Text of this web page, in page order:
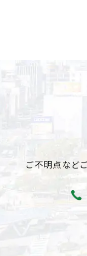
ご不明点など